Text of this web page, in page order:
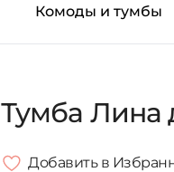
Комоды и тумбы
Тумба Лина
Добавить в